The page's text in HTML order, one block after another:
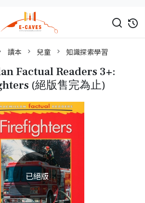
讀本 兒童 知識探索學習
Factual Readers 3+:
(絕版售完為止)
已絕版